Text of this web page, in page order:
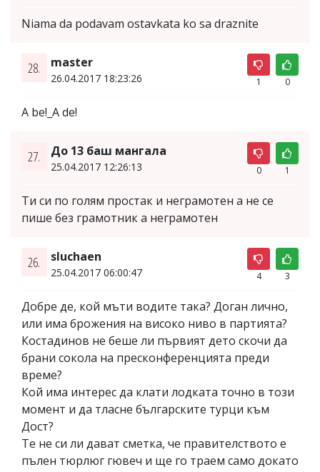
Niama da podavam ostavkata ko sa draznite
28. master
26.04.2017 18:23:26 1 0
A be!_A de!
27. До 13 баш мангала
25.04.2017 12:26:13 0 1
Ти си по голям простак и неграмотен а не се
пише без грамотник а неграмотен
26. sluchaen
25.04.2017 06:00:47 4 3
Добре де, кой мъти водите така? Доган лично,
или има брожения на високо ниво в партията?
Костадинов не беше ли първият дето скочи да
брани сокола на пресконференцията преди
време?
Кой има интерес да клати лодката точно в този
момент и да тласне българските турци към
Дост?
Те не си ли дават сметка, че правителството е
пълен тюрлюг гювеч и ще го траем само докато